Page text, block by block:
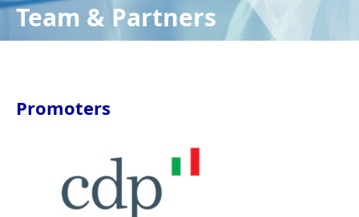
Team & Partners
Promoters